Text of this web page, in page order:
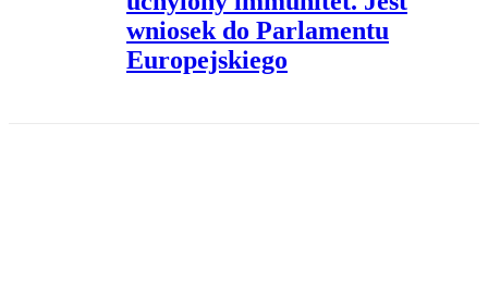
wniosek do Parlamentu
Europejskiego